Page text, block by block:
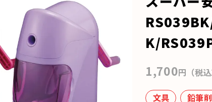
K/
1,700円（税
文具 鉛筆